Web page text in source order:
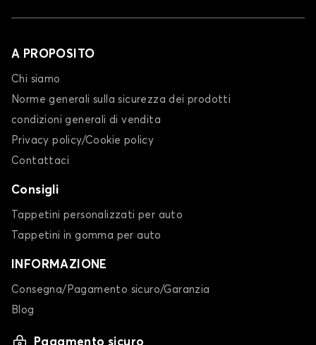
A PROPOSITO
Chi siamo
Norme generali sulla sicurezza dei prodotti
condizioni generali di vendita
Privacy policy/Cookie policy
Contattaci
Consigli
Tappetini personalizzati per auto
Tappetini in gomma per auto
INFORMAZIONE
Consegna/Pagamento sicuro/Garanzia
Blog